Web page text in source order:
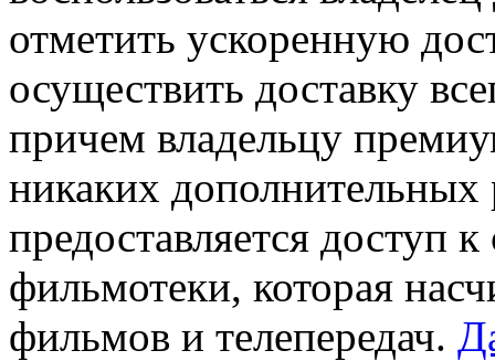
отметить ускоренную
осуществить доставку
причем владельцу
никаких дополнительных
предоставляется доступ
фильмотеки, которая
фильмов и телепередач.